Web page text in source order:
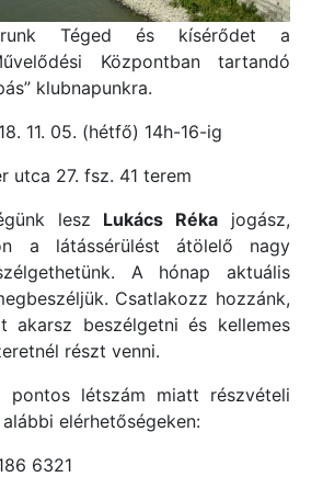
Téged és kísérődet a
Központban tartandó
klubnapunkra.
11. 05. (hétfő) 14h-16-ig
utca 27. fsz. 41 terem
lesz Lukács Réka jogász,
a látássérülést átölelő nagy
A hónap aktuális
Csatlakozz hozzánk,
akarsz beszélgetni és kellemes
részt venni.
pontos létszám miatt részvételi
elérhetőségeken:
6321